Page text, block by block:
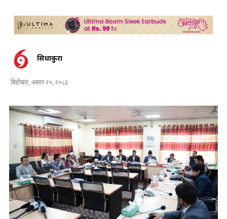
सिधाकुरा
बिहीबार, असार २५, २०८३